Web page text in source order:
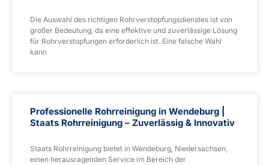
Die Auswahl des richtigen Rohrverstopfungsdienstes ist von
großer Bedeutung, da eine effektive und zuverlässige Lösung
für Rohrverstopfungen erforderlich ist. Eine falsche Wahl
kann
Professionelle Rohrreinigung in Wendeburg |
Staats Rohrreinigung – Zuverlässig & Innovativ
Staats Rohrreinigung bietet in Wendeburg, Niedersachsen,
einen herausragenden Service im Bereich der